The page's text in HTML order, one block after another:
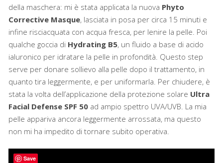
della maschera: mi è stata applicata la nuova Phyto
Corrective Masque, lasciata in posa per circa 15 minuti e
infine risciacquata con acqua fresca, per lenire la pelle. Poi
qualche goccia di Hydrating B5, un fluido a base di acido
ialuronico per idratare la pelle in profondità. Questo step
serve per donare sollievo alla pelle dopo il trattamento, in
quanto tira leggermente, e per uniformarla. Per chiudere, è
stata la volta dell’applicazione della protezione solare Ultra
Facial Defense SPF 50 ad ampio spettro UVA/UVB. La mia
pelle appariva ancora leggermente arrossata, ma questo
non mi ha impedito di tornare subito operativa.
Save